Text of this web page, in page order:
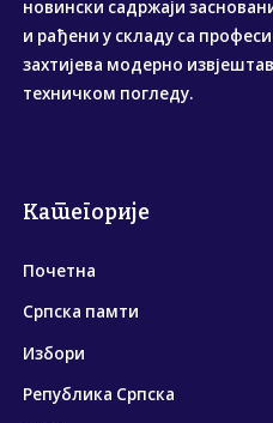
новински садржаји
и рађени у складу са
захтијева модерно
техничком погледу.
Категорије
Почетна
Српска памти
Избори
Република Српска